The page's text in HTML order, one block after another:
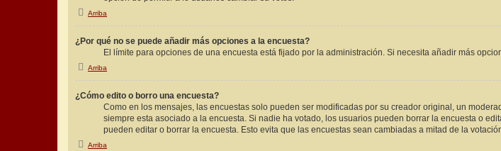
Arriba
¿Por qué no se puede añadir más opciones a la encuesta?
El límite para opciones de una encuesta está fijado por la administración. Si necesita añadir más
Arriba
¿Cómo edito o borro una encuesta?
Como en los mensajes, las encuestas solo pueden ser modificadas por su creador original, un
siempre esta asociado a la encuesta. Si nadie ha votado, los usuarios pueden borrar la encuesta o
pueden editar o borrar la encuesta. Esto evita que las encuestas sean cambiadas a mitad de la
Arriba